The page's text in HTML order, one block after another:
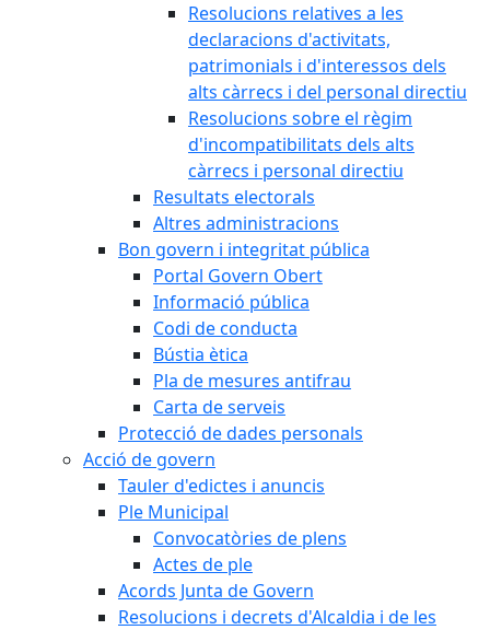
Resolucions relatives a les
declaracions d'activitats,
patrimonials i d'interessos dels
alts càrrecs i del personal directiu
Resolucions sobre el règim
d'incompatibilitats dels alts
càrrecs i personal directiu
Resultats electorals
Altres administracions
Bon govern i integritat pública
Portal Govern Obert
Informació pública
Codi de conducta
Bústia ètica
Pla de mesures antifrau
Carta de serveis
Protecció de dades personals
Acció de govern
Tauler d'edictes i anuncis
Ple Municipal
Convocatòries de plens
Actes de ple
Acords Junta de Govern
Resolucions i decrets d'Alcaldia i de les